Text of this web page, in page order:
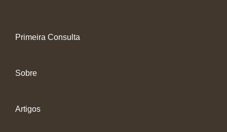
Primeira Consulta
Sobre
Artigos